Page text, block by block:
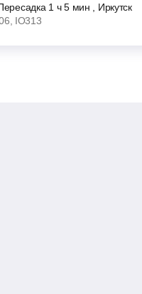
1 ч5 мин , Иркутск
, IO313